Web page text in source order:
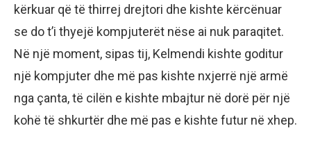
kërkuar që të thirrej drejtori dhe kishte kërcënuar
se do t’i thyejë kompjuterët nëse ai nuk paraqitet.
Në një moment, sipas tij, Kelmendi kishte goditur
një kompjuter dhe më pas kishte nxjerrë një armë
nga çanta, të cilën e kishte mbajtur në dorë për një
kohë të shkurtër dhe më pas e kishte futur në xhep.